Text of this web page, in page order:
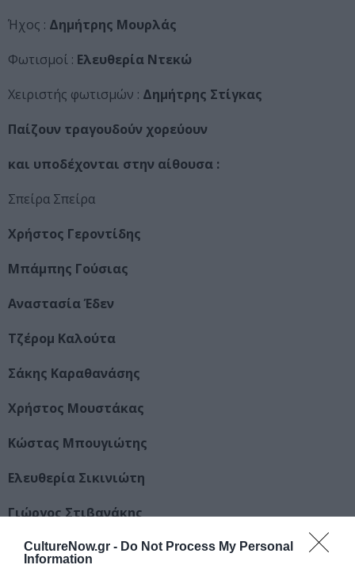
CultureNow.gr - Do Not Process My Personal
Information
Ήχος : Δημήτρης Μουρλάς
Φωτισμοί : Ελευθερία Ντεκώ
Χειριστής φωτισμών : Δημήτρης Στίγκας
Παίζουν τραγουδούν χορεύουν
και υποδέχονται στην αίθουσα :
Σπείρα Σπείρα
Χρήστος Γεροντίδης
Μπάμπης Γούσιας
Αναστασία Έδεν
Τζέρομ Καλούτα
Σάκης Καραθανάσης
Χρήστος Μουστάκας
Κώστας Μπουγιώτης
Ελευθερία Σικινιώτη
Γιώργος Στιβανάκης
Οι μουσικοί :
Άρης Βλάχος – Πιάνο, πλήκτρα